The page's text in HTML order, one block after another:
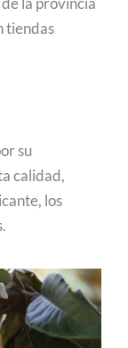
tiendas
su
calidad,
los